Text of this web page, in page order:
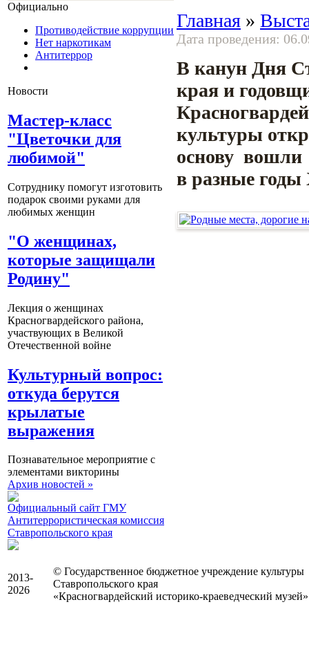
Официально
Противодействие коррупции
Нет наркотикам
Антитеррор
Новости
Мастер-класс
"Цветочки для
любимой"
Сотруднику помогут изготовить
подарок своими руками для
любимых женщин
"О женщинах,
которые защищали
Родину"
Лекция о женщинах
Красногвардейского района,
участвующих в Великой
Отечественной войне
Культурный вопрос:
откуда берутся
крылатые
выражения
Познавательное мероприятие с
элементами викторины
Архив новостей »
Официальный сайт ГМУ
Антитеррористическая комиссия
Ставропольского края
Главная »
Дата проведения:
В канун Дня
края и
культуры
основу
в разные
2013-
2026
© Государственное бюджетное учреждение культуры
Ставропольского края
«Красногвардейский историко-краеведческий музей»